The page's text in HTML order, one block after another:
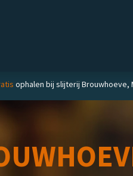
ophalen bij slijterij Brouwhoeve,